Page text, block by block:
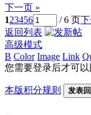
下一页 »
123456 / 6 页
返回列表
高级模式
B Color Image Link
您需要登录后才可
本版积分规则 发表